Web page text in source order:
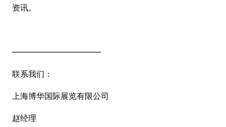
资讯。
———————————
联系我们：
上海博华国际展览有限公司
赵经理